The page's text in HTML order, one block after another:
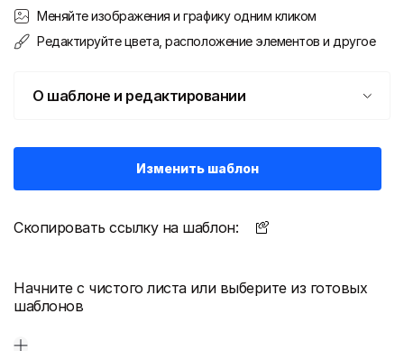
Меняйте изображения и графику одним кликом
Редактируйте цвета, расположение элементов и другое
О шаблоне и редактировании
Изменить шаблон
Скопировать ссылку на шаблон:
Начните с чистого листа или выберите из готовых
шаблонов